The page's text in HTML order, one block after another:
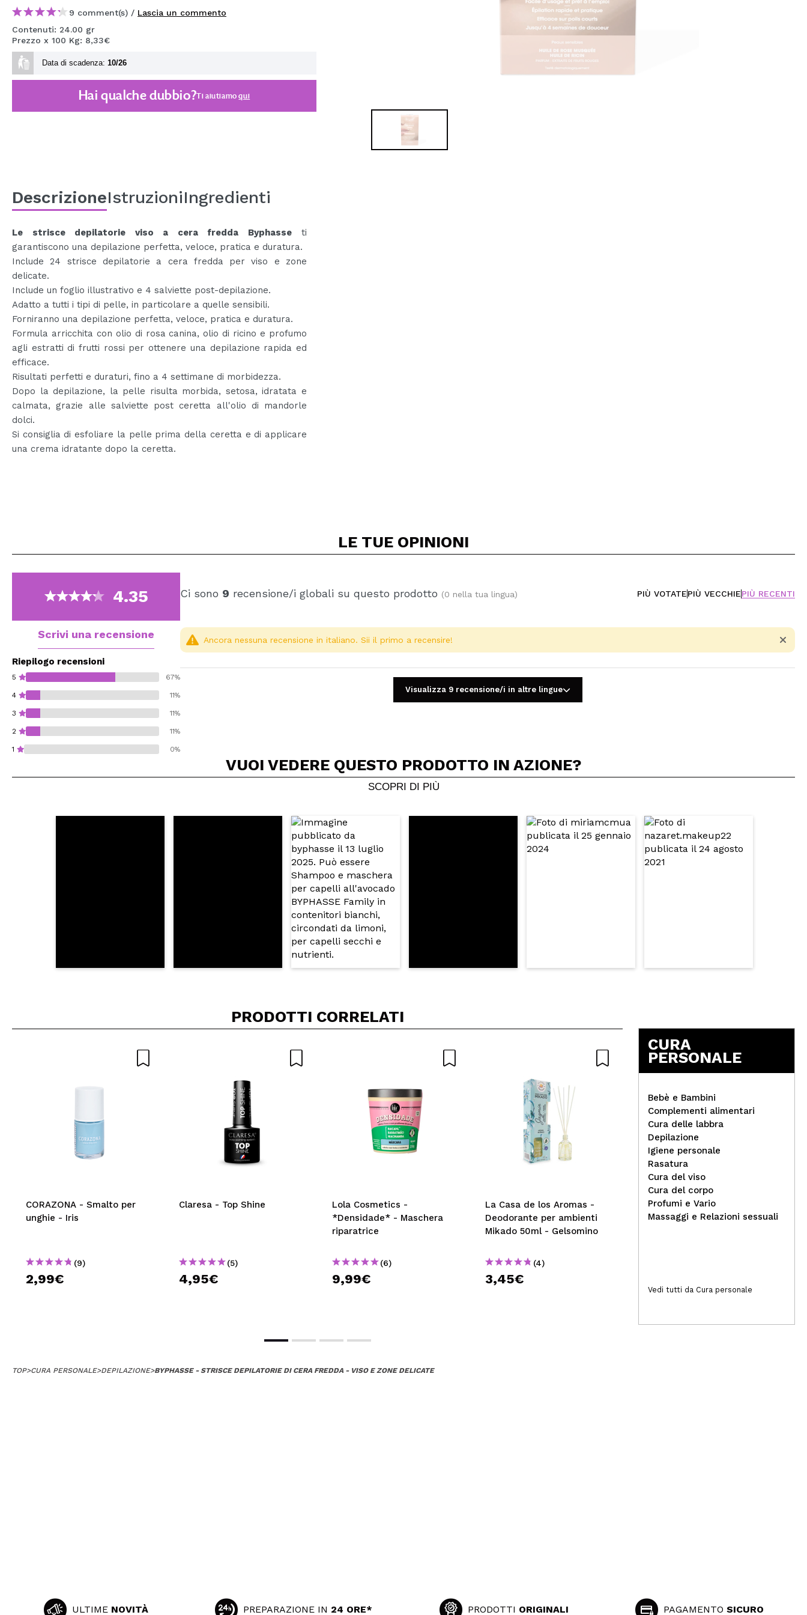
MAQUIFARMA
KOREA ZONE
TRAVEL SIZE
NATURE
PROSSIMAMENTE
CREARE UN ACCOUNT
9 comment(s) / Lascia un commento
Contenuti: 24.00 gr
Prezzo x 100 Kg: 8,33€
Data di scadenza: 10/26
Hai qualche dubbio?Ti aiutiamoqui
DescrizioneIstruzioniIngredienti
Le strisce depilatorie viso a cera fredda Byphasseti
garantiscono una depilazione perfetta, veloce, pratica e duratura.
Include 24 strisce depilatorie a cera fredda per viso e zone
delicate.
Include un foglio illustrativo e 4 salviette post-depilazione.
Adatto a tutti i tipi di pelle, in particolare a quelle sensibili.
Forniranno una depilazione perfetta, veloce, pratica e duratura.
Formula arricchita con olio di rosa canina, olio di ricino e profumo
agli estratti di frutti rossi per ottenere una depilazione rapida ed
efficace.
Risultati perfetti e duraturi, fino a 4 settimane di morbidezza.
Dopo la depilazione, la pelle risulta morbida, setosa, idratata e
calmata, grazie alle salviette post ceretta all'olio di mandorle
dolci.
Si consiglia di esfoliare la pelle prima della ceretta e di applicare
una crema idratante dopo la ceretta.
LE TUE OPINIONI
4.35
Scrivi una recensione
Riepilogo recensioni
5 67%
4 11%
3 11%
2 11%
1 0%
Ci sono 9 recensione/i globali su questo prodotto (0 nella tua lingua) PIÙ VOTATEPIÙ VECCHIEPIÙ RECENTI
Condividi un video o una foto
Il tuo video potrebbe essere il primo. Immaginalo...
Consiglieresti questo acquisto? Si 5/5
Ancora nessuna recensione in italiano. Sii il primo a recensire!
Visualizza 9 recensione/i in altre lingue
VUOI VEDERE QUESTO PRODOTTO IN AZIONE?
SCOPRI DI PIÙ
PRODOTTI CORRELATI
CORAZONA - Smalto per
unghie - Iris
(9)
2,99€
Claresa - Top Shine
(5)
4,95€
Lola Cosmetics -
*Densidade* - Maschera
riparatrice
(6)
9,99€
La Casa de los Aromas -
Deodorante per ambienti
Mikado 50ml - Gelsomino
(4)
3,45€
Jeffree Star Cosmetics -
*Blood Sugar Anniversary
Collection* - Palette di
illuminanti - Cavity Skin
CURA
PERSONALE
Bebè e Bambini
Complementi alimentari
Cura delle labbra
Depilazione
Igiene personale
Rasatura
Cura del viso
Cura del corpo
Profumi e Vario
Massaggi e Relazioni sessuali
Vedi tutti da Cura personale
TOP>CURA PERSONALE>DEPILAZIONE>BYPHASSE - STRISCE DEPILATORIE DI CERA FREDDA - VISO E ZONE DELICATE
ULTIME NOVITÀ PREPARAZIONE IN 24 ORE* PRODOTTI ORIGINALI PAGAMENTO SICURO